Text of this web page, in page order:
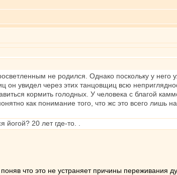
не родился. Однако поскольку у
увидел через этих танцовщиц всю
кормить голодных. У человека с благой
как понимание того, что жс это всего лишь
20 лет где-то. .
что это не устраняет причины переживания